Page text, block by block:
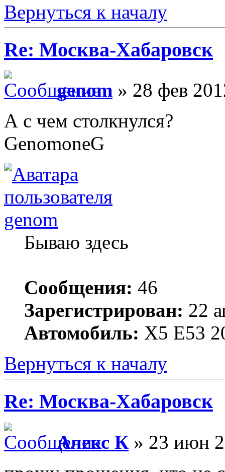
Вернуться к началу
Re: Москва-Хабаровск
genom » 28 фев
А с чем столкнулся?
GenomoneG
genom
Бываю здесь
Сообщения: 46
Зарегистрирован: 22
Автомобиль: X5 E53
Вернуться к началу
Re: Москва-Хабаровск
Алекс К » 23 июн